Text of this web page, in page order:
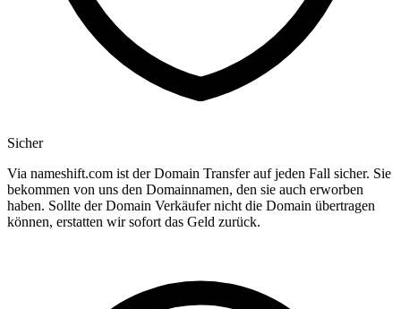
Sicher
Via nameshift.com ist der Domain Transfer auf jeden Fall sicher. Sie
bekommen von uns den Domainnamen, den sie auch erworben
haben. Sollte der Domain Verkäufer nicht die Domain übertragen
können, erstatten wir sofort das Geld zurück.